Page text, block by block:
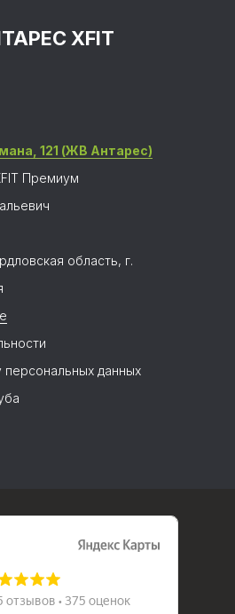
XFIT
121 (ЖВ Антарес)
Премиум
область, г.
персональных данных